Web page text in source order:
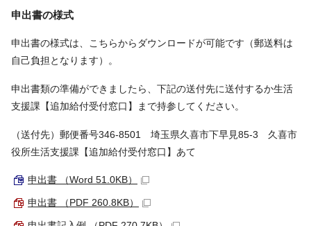
申出書の様式
申出書の様式は、こちらからダウンロードが可能です（郵送料は
自己負担となります）。
申出書類の準備ができましたら、下記の送付先に送付するか生活
支援課【追加給付受付窓口】まで持参してください。
（送付先）郵便番号346-8501 埼玉県久喜市下早見85-3 久喜市
役所生活支援課【追加給付受付窓口】あて
申出書 （Word 51.0KB）
申出書 （PDF 260.8KB）